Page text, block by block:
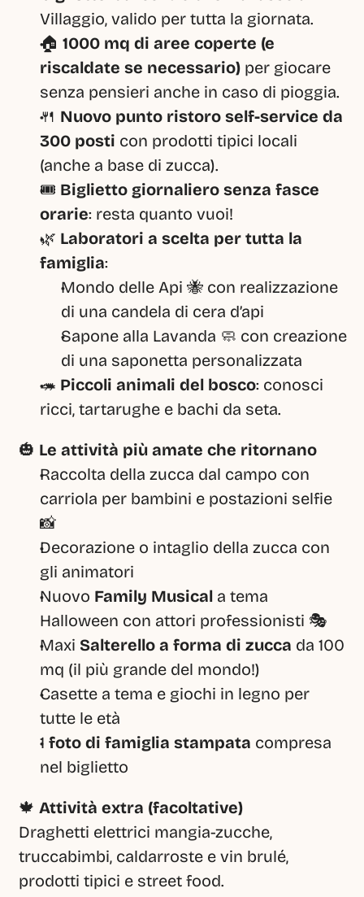
Villaggio, valido per tutta la giornata.
🏠 1000 mq di aree coperte (e
riscaldate se necessario) per giocare
senza pensieri anche in caso di pioggia.
🍴 Nuovo punto ristoro self-service da
300 posti con prodotti tipici locali
(anche a base di zucca).
🎟️ Biglietto giornaliero senza fasce
orarie: resta quanto vuoi!
🌿 Laboratori a scelta per tutta la
famiglia:
Mondo delle Api 🐝 con realizzazione
di una candela di cera d’api
Sapone alla Lavanda 🧼 con creazione
di una saponetta personalizzata
🦔 Piccoli animali del bosco: conosci
ricci, tartarughe e bachi da seta.
🎃 Le attività più amate che ritornano
Raccolta della zucca dal campo con
carriola per bambini e postazioni selfie
📸
Decorazione o intaglio della zucca con
gli animatori
Nuovo Family Musical a tema
Halloween con attori professionisti 🎭
Maxi Salterello a forma di zucca da 100
mq (il più grande del mondo!)
Casette a tema e giochi in legno per
tutte le età
1 foto di famiglia stampata compresa
nel biglietto
🍁 Attività extra (facoltative)
Draghetti elettrici mangia-zucche,
truccabimbi, caldarroste e vin brulé,
prodotti tipici e street food.